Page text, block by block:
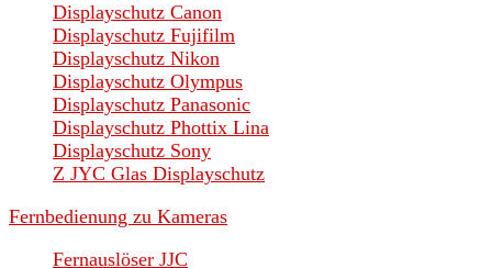
Displayschutz Canon
Displayschutz Fujifilm
Displayschutz Nikon
Displayschutz Olympus
Displayschutz Panasonic
Displayschutz Phottix Lina
Displayschutz Sony
Z JYC Glas Displayschutz
Fernbedienung zu Kameras
Fernauslöser JJC